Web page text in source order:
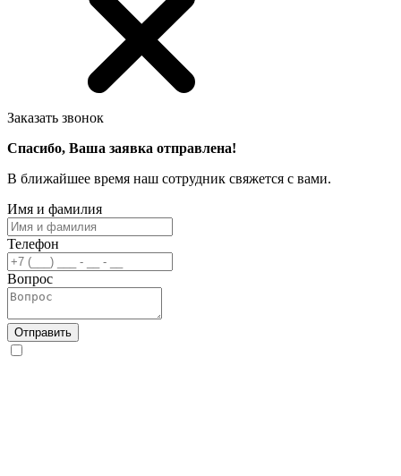
Заказать звонок
Спасибо, Ваша заявка отправлена!
В ближайшее время наш сотрудник свяжется с вами.
Имя и фамилия
Телефон
Вопрос
Отправить